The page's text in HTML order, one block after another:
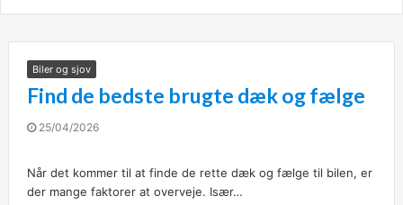
Biler og sjov
Find de bedste brugte dæk og fælge
25/04/2026
Når det kommer til at finde de rette dæk og fælge til bilen, er
der mange faktorer at overveje. Især…